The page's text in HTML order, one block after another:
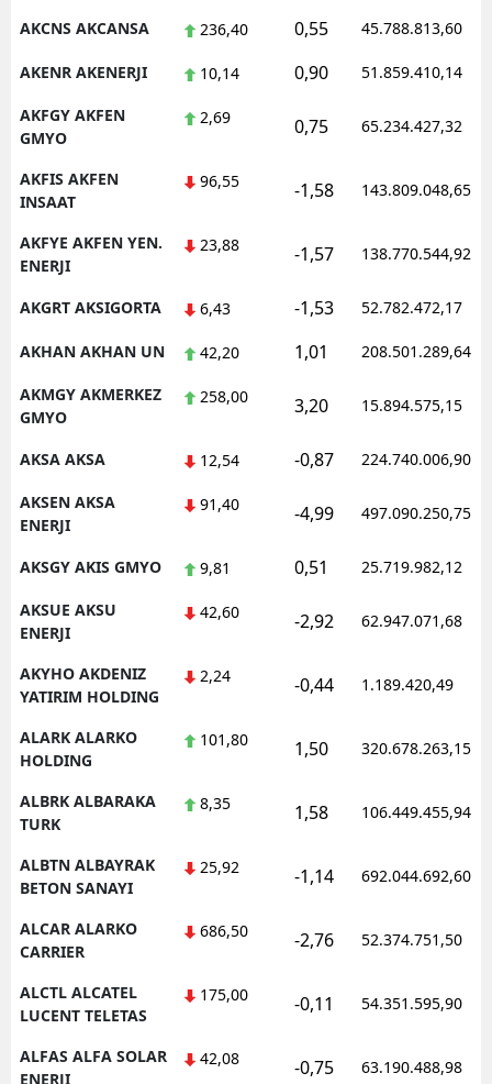
Muğla
Muş
Nevşehir
Rize
Sakarya
Samsun
Siirt
Tekirdağ
Tokat
Trabzon
Uşak
Zonguldak
Aksaray
Kırıkkale
AKCNS AKCANSA 236,40 0,55 45.788.813,60
AKENR AKENERJI 10,14 0,90 51.859.410,14
AKFGY AKFEN
GMYO
2,69 0,75 65.234.427,32
AKFIS AKFEN
INSAAT
96,55 -1,58 143.809.048,65
AKFYE AKFEN YEN.
ENERJI
23,88 -1,57 138.770.544,92
AKGRT AKSIGORTA 6,43 -1,53 52.782.472,17
AKHAN AKHAN UN 42,20 1,01 208.501.289,64
AKMGY AKMERKEZ
GMYO
258,00 3,20 15.894.575,15
AKSA AKSA 12,54 -0,87 224.740.006,90
AKSEN AKSA
ENERJI
91,40 -4,99 497.090.250,75
AKSGY AKIS GMYO 9,81 0,51 25.719.982,12
AKSUE AKSU
ENERJI
42,60 -2,92 62.947.071,68
AKYHO AKDENIZ
YATIRIM HOLDING
2,24 -0,44 1.189.420,49
ALARK ALARKO
HOLDING
101,80 1,50 320.678.263,15
ALBRK ALBARAKA
TURK
8,35 1,58 106.449.455,94
ALBTN ALBAYRAK
BETON SANAYI
25,92 -1,14 692.044.692,60
ALCAR ALARKO
CARRIER
686,50 -2,76 52.374.751,50
ALCTL ALCATEL
LUCENT TELETAS
175,00 -0,11 54.351.595,90
ALFAS ALFA SOLAR
ENERJI
42,08 -0,75 63.190.488,98